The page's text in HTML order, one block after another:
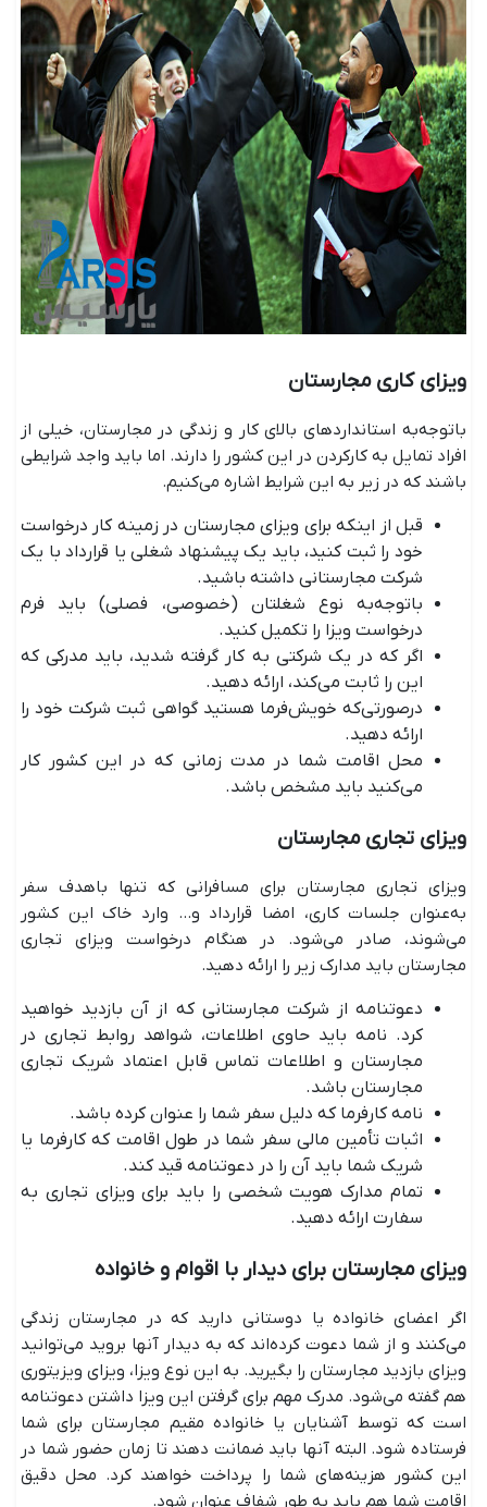
ویزای کاری مجارستان
باتوجه‌به استانداردهای بالای کار و زندگی در مجارستان، خیلی از
افراد تمایل به کارکردن در این کشور را دارند. اما باید واجد شرایطی
باشند که در زیر به این شرایط اشاره می‌کنیم.
قبل از اینکه برای ویزای مجارستان در زمینه کار درخواست
خود را ثبت کنید، باید یک پیشنهاد شغلی یا قرارداد با یک
شرکت مجارستانی داشته باشید.
باتوجه‌به نوع شغلتان (خصوصی، فصلی) باید فرم
درخواست ویزا را تکمیل کنید.
اگر که در یک شرکتی به کار گرفته شدید، باید مدرکی که
این را ثابت می‌کند، ارائه دهید.
درصورتی‌که خویش‌فرما هستید گواهی ثبت شرکت خود را
ارائه دهید.
محل اقامت شما در مدت زمانی که در این کشور کار
می‌کنید باید مشخص باشد.
ویزای تجاری مجارستان
ویزای تجاری مجارستان برای مسافرانی که تنها باهدف سفر
به‌عنوان جلسات کاری، امضا قرارداد و... وارد خاک این کشور
می‌شوند، صادر می‌شود. در هنگام درخواست ویزای تجاری
مجارستان باید مدارک زیر را ارائه دهید.
دعوتنامه از شرکت مجارستانی که از آن بازدید خواهید
کرد. نامه باید حاوی اطلاعات، شواهد روابط تجاری در
مجارستان و اطلاعات تماس قابل ‌اعتماد شریک تجاری
مجارستان باشد.
نامه کارفرما که دلیل سفر شما را عنوان کرده باشد.
اثبات تأمین مالی سفر شما در طول اقامت که کارفرما یا
شریک شما باید آن را در دعوتنامه قید کند.
تمام مدارک هویت شخصی را باید برای ویزای تجاری به
سفارت ارائه دهید.
ویزای مجارستان برای دیدار با اقوام و خانواده
اگر اعضای خانواده یا دوستانی دارید که در مجارستان زندگی
می‌کنند و از شما دعوت کرده‌اند که به دیدار آنها بروید می‌توانید
ویزای بازدید مجارستان را بگیرید. به این نوع ویزا، ویزای ویزیتوری
هم گفته می‌شود. مدرک مهم برای گرفتن این ویزا داشتن دعوتنامه
است که توسط آشنایان یا خانواده مقیم مجارستان برای شما
فرستاده شود. البته آنها باید ضمانت دهند تا زمان حضور شما در
این کشور هزینه‌های شما را پرداخت خواهند کرد. محل دقیق
اقامت شما هم باید به طور شفاف عنوان شود.